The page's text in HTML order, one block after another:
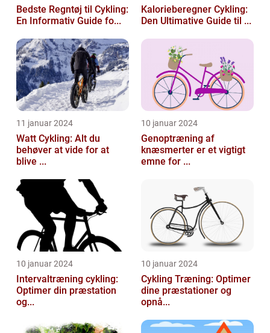
Bedste Regntøj til Cykling:
En Informativ Guide fo...
Kalorieberegner Cykling:
Den Ultimative Guide til ...
11 januar 2024
Watt Cykling: Alt du
behøver at vide for at
blive ...
10 januar 2024
Genoptræning af
knæsmerter er et vigtigt
emne for ...
10 januar 2024
Intervaltræning cykling:
Optimer din præstation
og...
10 januar 2024
Cykling Træning: Optimer
dine præstationer og
opnå...